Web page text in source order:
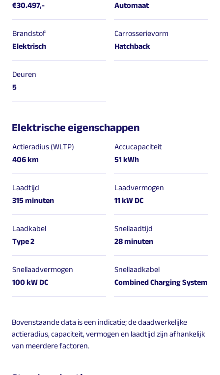
€30.497,-
Automaat
Brandstof
Elektrisch
Carrosserievorm
Hatchback
Deuren
5
Elektrische eigenschappen
Actieradius (WLTP)
406 km
Accucapaciteit
51 kWh
Laadtijd
315 minuten
Laadvermogen
11 kW DC
Laadkabel
Type 2
Snellaadtijd
28 minuten
Snellaadvermogen
100 kW DC
Snellaadkabel
Combined Charging System
Bovenstaande data is een indicatie; de daadwerkelijke
actieradius, capaciteit, vermogen en laadtijd zijn afhankelijk
van meerdere factoren.